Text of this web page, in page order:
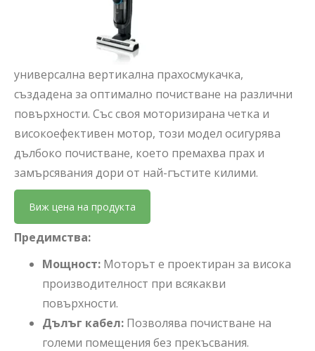
универсална вертикална прахосмукачка,
създадена за оптимално почистване на различни
повърхности. Със своя моторизирана четка и
високоефективен мотор, този модел осигурява
дълбоко почистване, което премахва прах и
замърсявания дори от най-гъстите килими.
Виж цена на продукта
Предимства:
Мощност: Моторът е проектиран за висока
производителност при всякакви
повърхности.
Дълъг кабел: Позволява почистване на
големи помещения без прекъсвания.